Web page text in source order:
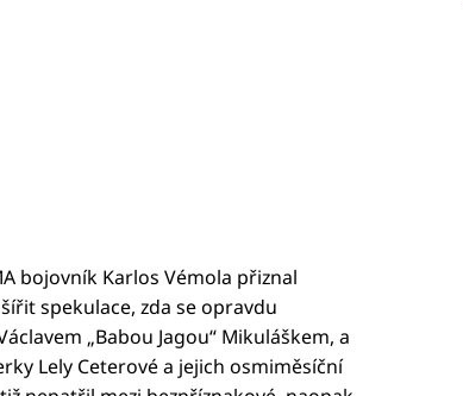
bojovník Karlos Vémola přiznal
spekulace, zda se opravdu
„Babou Jagou“ Mikuláškem, a
Lely Ceterové a jejich osmiměsíční